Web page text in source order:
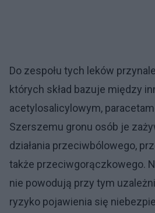
Do zespołu tych leków
których skład bazuje między
acetylosalicylowym,
Szerszemu gronu osób je
działania przeciwbólowego,
także przeciwgorączkowego.
nie powodują przy tym
ryzyko pojawienia się